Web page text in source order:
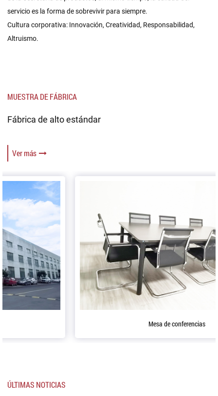
servicio es la forma de sobrevivir para siempre.
Cultura corporativa: Innovación, Creatividad, Responsabilidad,
Altruismo.
MUESTRA DE FÁBRICA
Fábrica de alto estándar
Ver más
ÚLTIMAS NOTICIAS